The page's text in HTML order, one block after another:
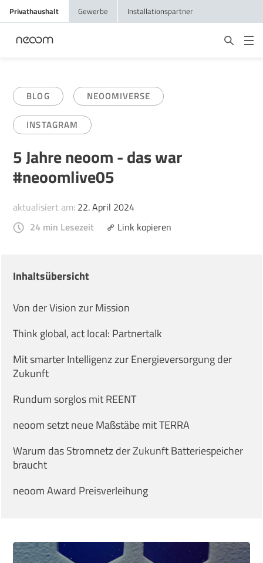
Privathaushalt Gewerbe Installationspartner
BLOG NEOOMIVERSE
INSTAGRAM
5 Jahre neoom - das war
#neoomlive05
aktualisiert am: 22. April 2024
24 min Lesezeit
Link kopieren
Inhaltsübersicht
Von der Vision zur Mission
Think global, act local: Partnertalk
Mit smarter Intelligenz zur Energieversorgung der
Zukunft
Rundum sorglos mit REENT
neoom setzt neue Maßstäbe mit TERRA
Warum das Stromnetz der Zukunft Batteriespeicher
braucht
neoom Award Preisverleihung